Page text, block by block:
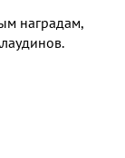
наградам,